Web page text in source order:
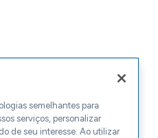
semelhantes para
serviços, personalizar
de seu interesse. Ao utilizar